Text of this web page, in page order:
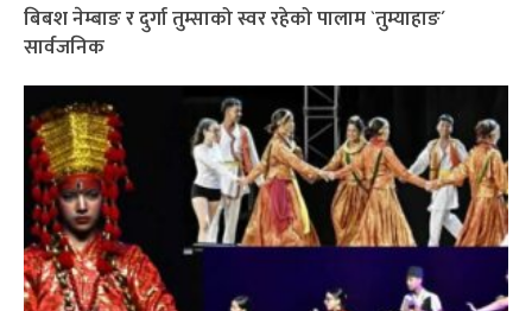
बिबश नेम्बाङ र दुर्गा तुम्साको स्वर रहेको पालाम `तुम्याहाङ´
सार्वजनिक